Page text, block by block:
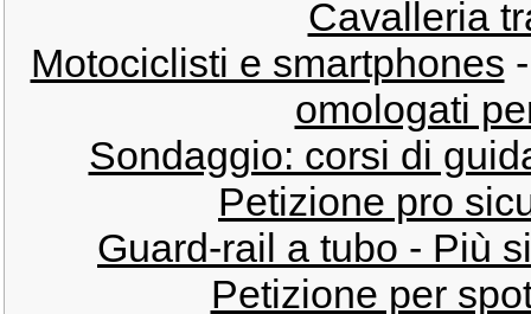
Cavalleria
Motociclisti e smartphones
omologati
Sondaggio: corsi di
Petizione pro
Guard-rail a tubo - Più
Petizione per